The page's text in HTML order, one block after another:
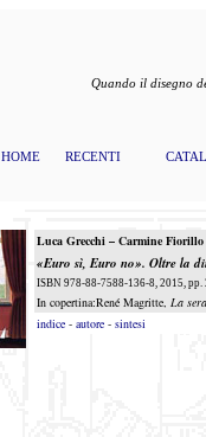
Quando il disegno
HOME RECENTI
Luca Grecchi – Carmine Fiorillo
«Euro sì, Euro no». Oltre la
ISBN 978-88-7588-136-8, 2015, pp.
In copertina:René Magritte, La
indice - autore - sintesi